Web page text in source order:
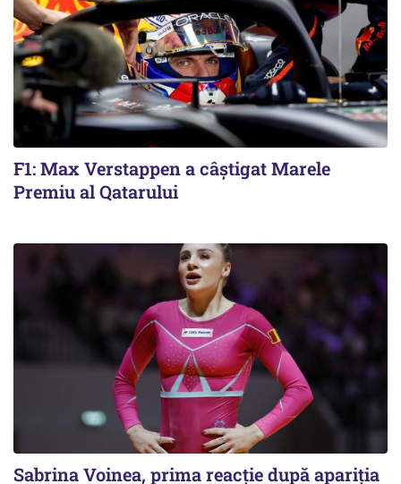
F1: Max Verstappen a câștigat Marele
Premiu al Qatarului
Sabrina Voinea, prima reacție după apariția